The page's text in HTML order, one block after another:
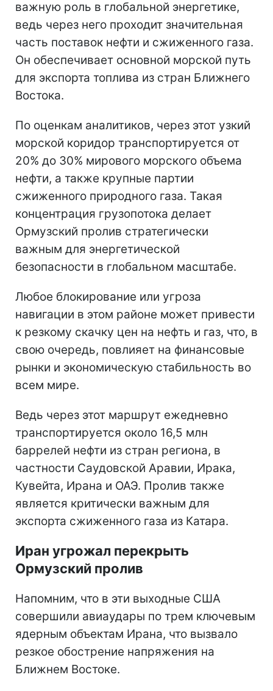
важную роль в глобальной энергетике,
ведь через него проходит значительная
часть поставок нефти и сжиженного газа.
Он обеспечивает основной морской путь
для экспорта топлива из стран Ближнего
Востока.
По оценкам аналитиков, через этот узкий
морской коридор транспортируется от
20% до 30% мирового морского объема
нефти, а также крупные партии
сжиженного природного газа. Такая
концентрация грузопотока делает
Ормузский пролив стратегически
важным для энергетической
безопасности в глобальном масштабе.
Любое блокирование или угроза
навигации в этом районе может привести
к резкому скачку цен на нефть и газ, что, в
свою очередь, повлияет на финансовые
рынки и экономическую стабильность во
всем мире.
Ведь через этот маршрут ежедневно
транспортируется около 16,5 млн
баррелей нефти из стран региона, в
частности Саудовской Аравии, Ирака,
Кувейта, Ирана и ОАЭ. Пролив также
является критически важным для
экспорта сжиженного газа из Катара.
Иран угрожал перекрыть
Ормузский пролив
Напомним, что в эти выходные США
совершили авиаудары по трем ключевым
ядерным объектам Ирана, что вызвало
резкое обострение напряжения на
Ближнем Востоке.